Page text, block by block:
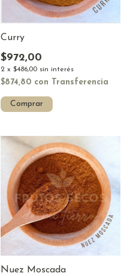
Curry
$972,00
2 x $486,00 sin interés
$874,80 con Transferencia
Comprar
Nuez Moscada